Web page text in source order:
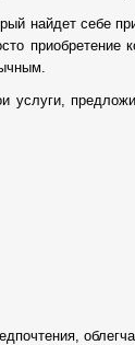
найдет себе
приобретение